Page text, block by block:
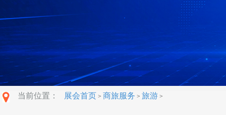
当前位置： 展会首页 > 商旅服务 > 旅游 >